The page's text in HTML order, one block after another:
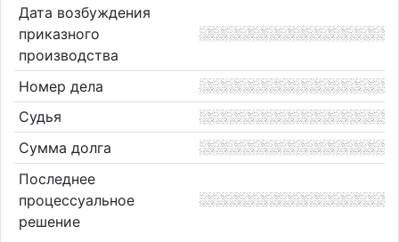
Дата возбуждения
приказного
производства
Номер дела
Судья
Сумма долга
Последнее
процессуальное
решение